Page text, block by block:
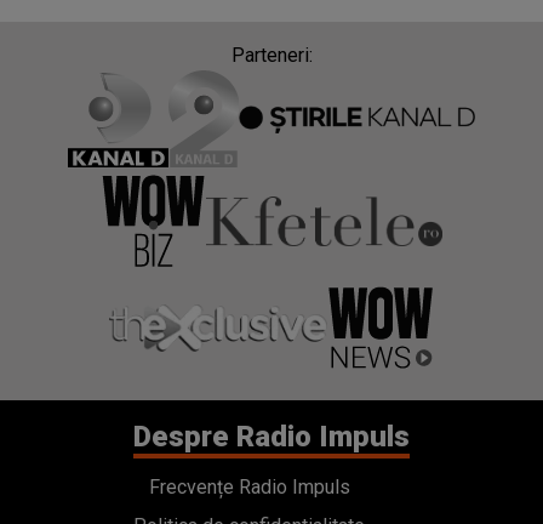
Despre Radio Impuls
Frecvențe Radio Impuls
Politica de confidentialitate
Politica de cookies
Contact
Termeni si conditii
Cod deontologic